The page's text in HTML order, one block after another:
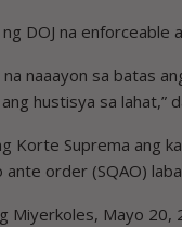
DOJ na
naaayon sa batas
hustisya sa lahat,”
Korte Suprema ang
order (SQAO)
Miyerkoles, Mayo 20,